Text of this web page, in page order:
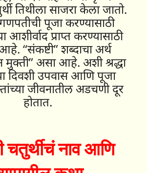
तिथीला साजरा केला जातो.
पूजा करण्यासाठी
आशीर्वाद प्राप्त करण्यासाठी
“संकष्टी” शब्दाचा अर्थ
मुक्ती” असा आहे. अशी श्रद्धा
दिवशी उपवास आणि पूजा
जीवनातील अडचणी दूर
होतात.
चतुर्थीचं नाव आणि